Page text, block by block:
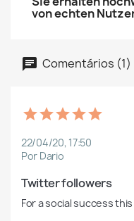
von echten
Comentários (1)
22/04/20, 17:50
Por Dario
Twitter followers
For a social success